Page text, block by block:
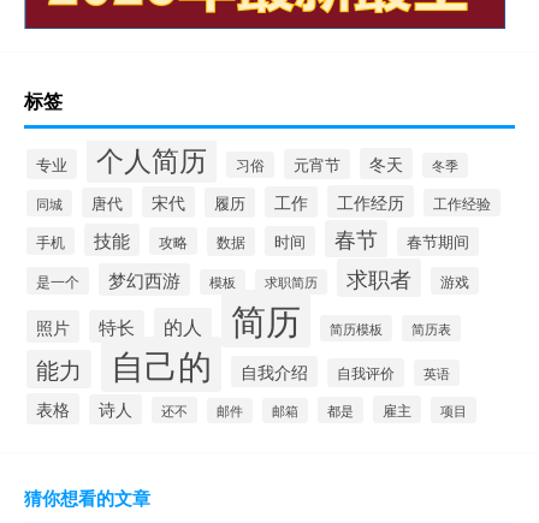
标签
专业 个人简历 习俗 元宵节 冬天 冬季
同城 唐代 宋代 履历 工作 工作经历
工作经验
手机
技能 攻略 数据 时间 春节 春节期间
是一个 梦幻西游 模板 求职简历 求职者 游戏
照片 特长 的人 简历 简历模板 简历表
能力 自己的 自我介绍 自我评价 英语
表格 诗人 还不 邮件 邮箱 都是 雇主 项目
猜你想看的文章